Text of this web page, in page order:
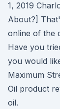
1, 2019
About?]
online of the
Have you
you would
Maximum
Oil product
oil.